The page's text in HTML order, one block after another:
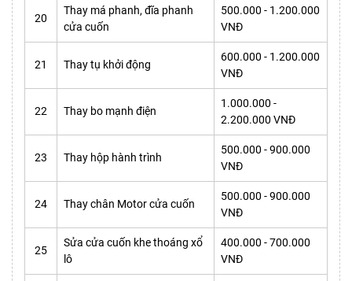
20
Thay má phanh, đĩa phanh
cửa cuốn
500.000 - 1.200.000
VNĐ
21 Thay tụ khởi động
600.000 - 1.200.000
VNĐ
22 Thay bo mạnh điện
1.000.000 -
2.200.000 VNĐ
23 Thay hộp hành trình
500.000 - 900.000
VNĐ
24 Thay chân Motor cửa cuốn
500.000 - 900.000
VNĐ
25
Sửa cửa cuốn khe thoáng xổ
lô
400.000 - 700.000
VNĐ